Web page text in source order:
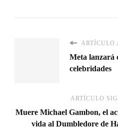
ARTÍCULO
Meta lanzará
celebridades
ARTÍCULO
Muere Michael Gambon, el
vida al Dumbledore de